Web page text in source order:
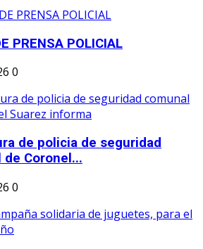
PRENSA POLICIAL
0
de policia de seguridad
de Coronel...
0